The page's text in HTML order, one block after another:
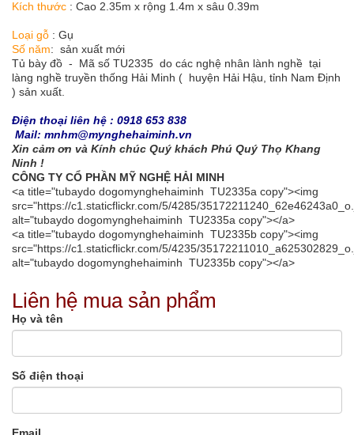
Kích thước : Cao 2.35m x rộng 1.4m x sâu 0.39m
Loại gỗ : Gụ
Số năm: sản xuất mới
Tủ bày đồ - Mã số TU2335 do các nghệ nhân lành nghề tại
làng nghề truyền thống Hải Minh ( huyện Hải Hậu, tỉnh Nam Định
) sản xuất.
Điện thoại liên hệ : 0918 653 838
Mail: mnhm@mynghehaiminh.vn
Xin cảm ơn và Kính chúc Quý khách Phú Quý Thọ Khang
Ninh !
CÔNG TY CỔ PHẦN MỸ NGHỆ HẢI MINH
<a title="tubaydo dogomynghehaiminh TU2335a copy"><img
src="https://c1.staticflickr.com/5/4285/
alt="tubaydo dogomynghehaiminh TU2335a copy"></a>
<a title="tubaydo dogomynghehaiminh TU2335b copy"><img
src="https://c1.staticflickr.com/5/4235/
alt="tubaydo dogomynghehaiminh TU2335b copy"></a>
Liên hệ mua sản phẩm
Họ và tên
Số điện thoại